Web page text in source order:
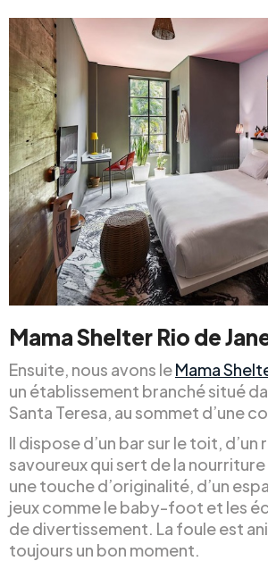
Mama Shelter Rio de
Ensuite, nous avons leMama
un établissement branché situé
Santa Teresa, au sommet d’une
Il dispose d’un bar sur le toit, d’un
savoureux qui sert de la
une touche d’originalité, d’un
jeux comme le baby-foot et les
de divertissement. La foule est
toujours un bon moment.